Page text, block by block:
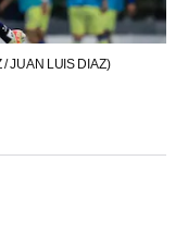
JUAN LUIS DIAZ)